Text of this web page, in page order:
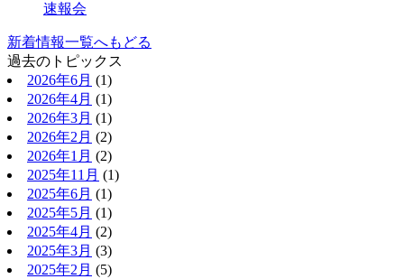
速報会
新着情報一覧へもどる
過去のトピックス
2026年6月 (1)
2026年4月 (1)
2026年3月 (1)
2026年2月 (2)
2026年1月 (2)
2025年11月 (1)
2025年6月 (1)
2025年5月 (1)
2025年4月 (2)
2025年3月 (3)
2025年2月 (5)